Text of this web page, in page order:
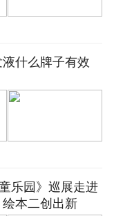
什么牌子有效
乐园》巡展走进
本二创出新